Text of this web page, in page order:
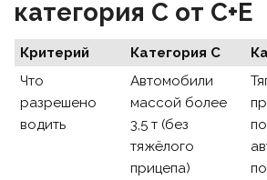
категория C от C+E
Критерий Категория C
Что
разрешено
водить
Автомобили
массой более
3,5 т (без
тяжёлого
прицепа)